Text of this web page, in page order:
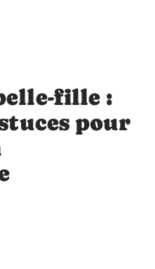
fille :
pour